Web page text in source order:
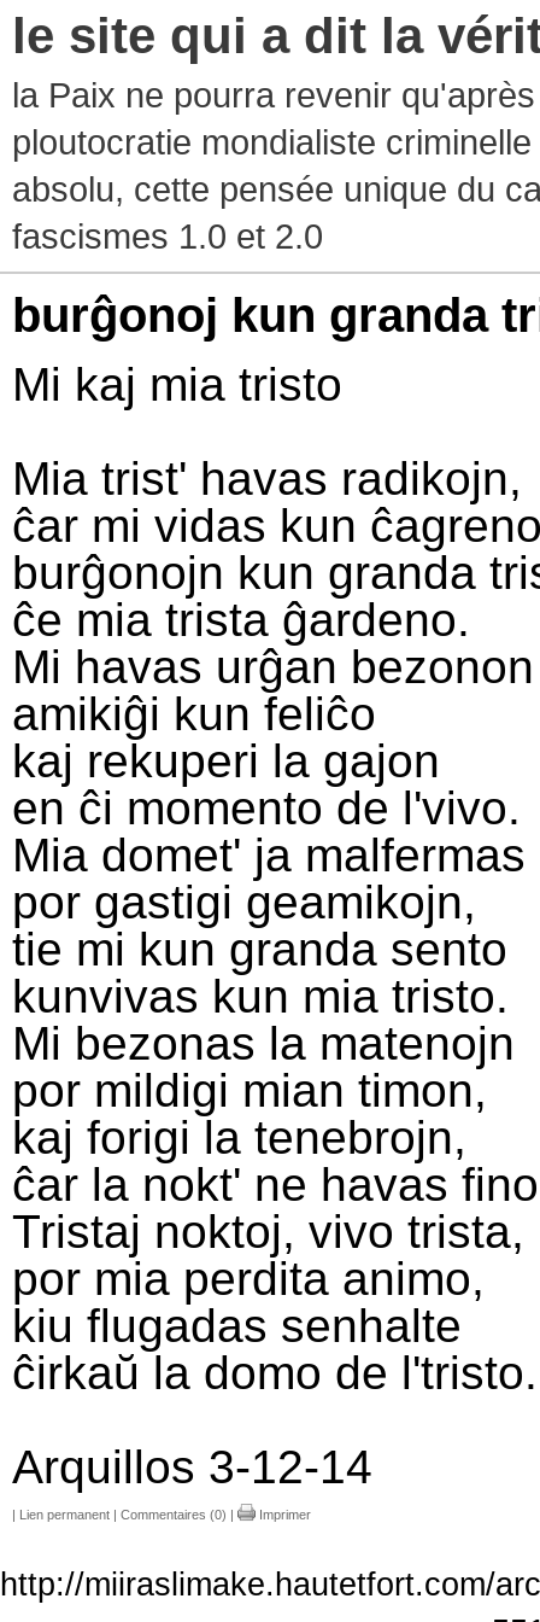
le site qui a dit la
la Paix ne pourra revenir
ploutocratie mondialiste
absolu, cette pensée unique du
fascismes 1.0 et 2.0
burĝonoj kun granda
Mi kaj mia tristo
Mia trist' havas radikojn,
ĉar mi vidas kun
burĝonojn kun granda
ĉe mia trista ĝardeno.
Mi havas urĝan bezonon
amikiĝi kun feliĉo
kaj rekuperi la gajon
en ĉi momento de l'vivo.
Mia domet' ja malfermas
por gastigi geamikojn,
tie mi kun granda sento
kunvivas kun mia tristo.
Mi bezonas la matenojn
por mildigi mian timon,
kaj forigi la tenebrojn,
ĉar la nokt' ne havas
Tristaj noktoj, vivo trista,
por mia perdita animo,
kiu flugadas senhalte
ĉirkaŭ la domo de l'tristo.
Arquillos 3-12-14
| Lien permanent | Commentaires (0) | Imprimer
http://miiraslimake.hautetfort.com/